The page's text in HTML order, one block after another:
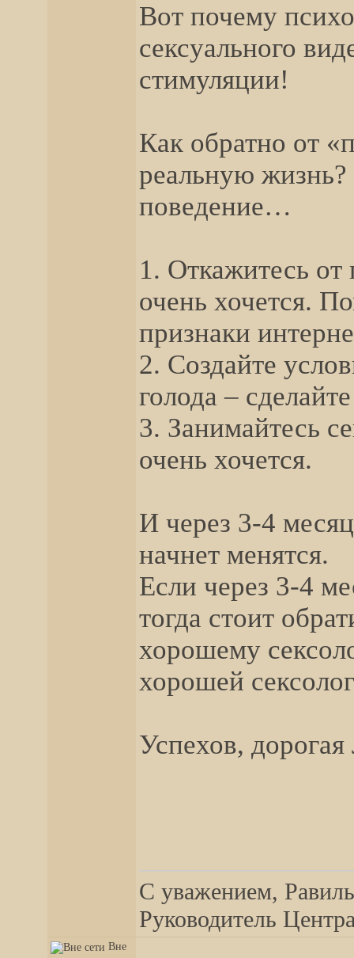
Вот почему
сексуального
стимуляции!
Как обратно от
реальную
поведение…
1. Откажитесь
очень хочется.
признаки
2. Создайте
голода –
3. Занимайтесь
очень хочется.
И через 3-4
начнет менятся.
Если через 3-4
тогда стоит
хорошему
хорошей
Успехов,
С уважением,
Руководитель
Вне